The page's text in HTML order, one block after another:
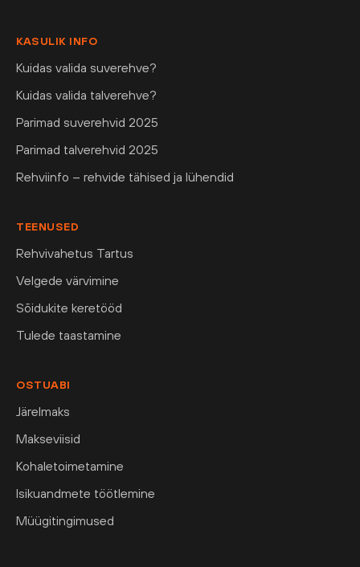
KASULIK INFO
Kuidas valida suverehve?
Kuidas valida talverehve?
Parimad suverehvid 2025
Parimad talverehvid 2025
Rehviinfo – rehvide tähised ja lühendid
TEENUSED
Rehvivahetus Tartus
Velgede värvimine
Sõidukite keretööd
Tulede taastamine
OSTUABI
Järelmaks
Makseviisid
Kohaletoimetamine
Isikuandmete töötlemine
Müügitingimused